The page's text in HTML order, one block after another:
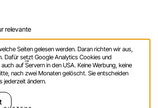
relevante
→
Seiten gelesen werden. Daran richten wir aus,
Dafür setzt Google Analytics Cookies und
auf Servern in den USA. Keine Werbung, keine
nach zwei Monaten gelöscht. Sie entscheiden
jederzeit ändern.